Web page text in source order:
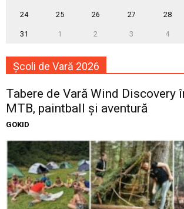
24 25 26 27 28
31 1 2 3 4
Școli de Vară 2026
Tabere de Vară Wind Discovery
MTB, paintball și aventură
GOKID